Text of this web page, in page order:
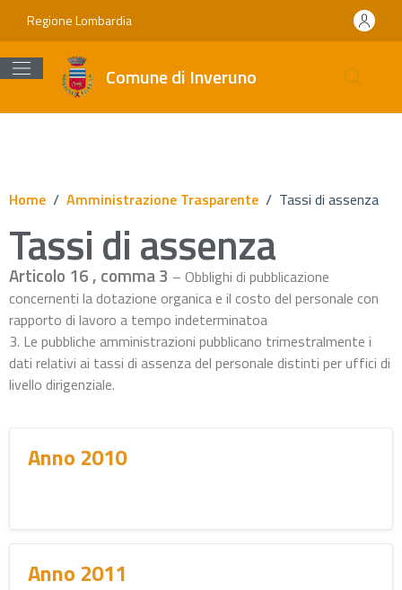
Vai ai contenuti
Vai al footer
Regione Lombardia
Comune di Inveruno
Home / Amministrazione Trasparente / Tassi di assenza
Tassi di assenza
Articolo 16 , comma 3 – Obblighi di pubblicazione
concernenti la dotazione organica e il costo del personale con
rapporto di lavoro a tempo indeterminatoa
3. Le pubbliche amministrazioni pubblicano trimestralmente i
dati relativi ai tassi di assenza del personale distinti per uffici di
livello dirigenziale.
Anno 2010
Anno 2011